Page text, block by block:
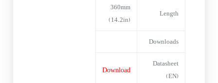
Length
360mm
(14.2in)
Downloads
Datasheet
(EN)
Download